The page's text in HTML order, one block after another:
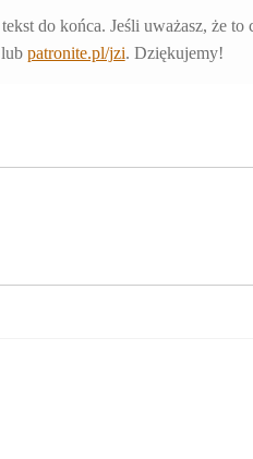
do końca. Jeśli uważasz, że
lub patronite.pl/jzi. Dziękujemy!